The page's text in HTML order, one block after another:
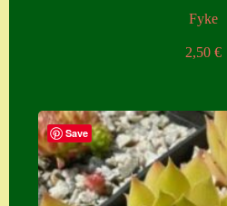
Fyke
2,50 €
Save